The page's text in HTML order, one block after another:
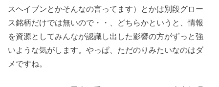
スヘイブンとかそんなの言ってます）とかは別段グロー
ス銘柄だけでは無いので・・、どちらかというと、情報
を資源としてみんなが認識し出した影響の方がずっと強
いような気がします。やっぱ、ただのりみたいなのはダ
メですね。